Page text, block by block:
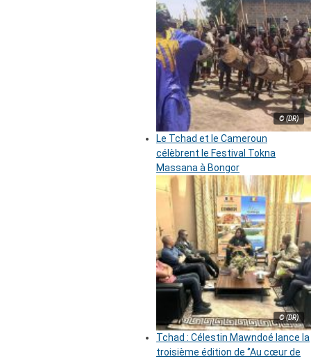
© (DR)
Le Tchad et le Cameroun
célèbrent le Festival Tokna
Massana à Bongor
© (DR)
Tchad : Célestin Mawndoé lance la
troisième édition de ‘’Au cœur de